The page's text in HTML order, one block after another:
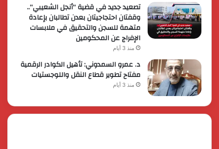
تصعيد جديد في قضية “أنجل الشعيبي”..
وقفتان احتجاجيتان بعدن تطالبان بإعادة
متهمة للسجن والتحقيق في ملابسات
الإفراج عن المحكومين
منذ 3 أيام
د. عمرو السمدوني: تأهيل الكوادر الرقمية
مفتاح تطوير قطاع النقل واللوجستيات
منذ 3 أيام